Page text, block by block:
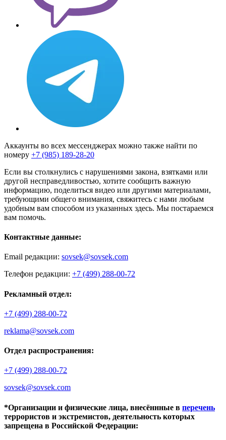
Аккаунты во всех мессенджерах можно также найти по
номеру +7 (985) 189-28-20
Если вы столкнулись с нарушениями закона, взятками или
другой несправедливостью, хотите сообщить важную
информацию, поделиться видео или другими материалами,
требующими общего внимания, свяжитесь с нами любым
удобным вам способом из указанных здесь. Мы постараемся
вам помочь.
Контактные данные:
Email редакции: sovsek@sovsek.com
Телефон редакции: +7 (499) 288-00-72
Рекламный отдел:
+7 (499) 288-00-72
reklama@sovsek.com
Отдел распространения:
+7 (499) 288-00-72
sovsek@sovsek.com
*Организации и физические лица, внесённные в перечень
террористов и экстремистов, деятельность которых
запрещена в Российской Федерации: